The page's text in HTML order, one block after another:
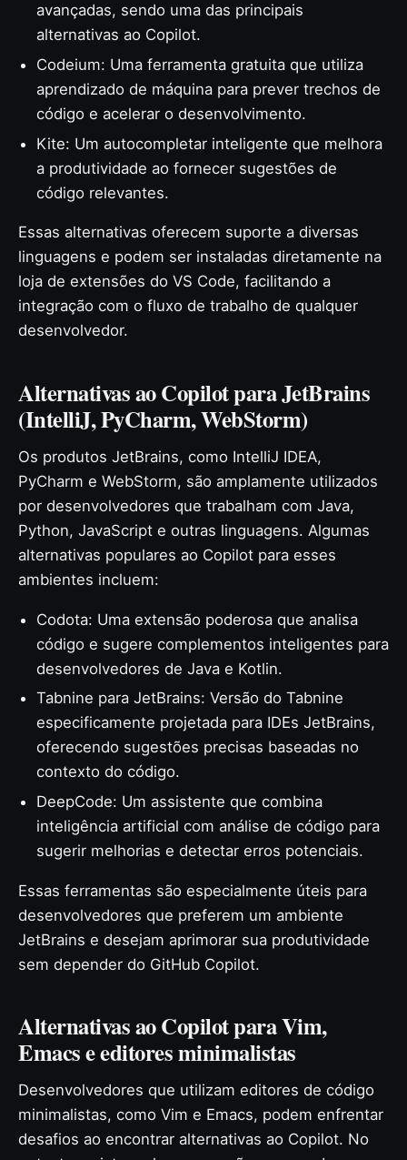
avançadas, sendo uma das principais
alternativas ao Copilot.
Codeium: Uma ferramenta gratuita que utiliza
aprendizado de máquina para prever trechos de
código e acelerar o desenvolvimento.
Kite: Um autocompletar inteligente que melhora
a produtividade ao fornecer sugestões de
código relevantes.
Essas alternativas oferecem suporte a diversas
linguagens e podem ser instaladas diretamente na
loja de extensões do VS Code, facilitando a
integração com o fluxo de trabalho de qualquer
desenvolvedor.
Alternativas ao Copilot para JetBrains
(IntelliJ, PyCharm, WebStorm)
Os produtos JetBrains, como IntelliJ IDEA,
PyCharm e WebStorm, são amplamente utilizados
por desenvolvedores que trabalham com Java,
Python, JavaScript e outras linguagens. Algumas
alternativas populares ao Copilot para esses
ambientes incluem:
Codota: Uma extensão poderosa que analisa
código e sugere complementos inteligentes para
desenvolvedores de Java e Kotlin.
Tabnine para JetBrains: Versão do Tabnine
especificamente projetada para IDEs JetBrains,
oferecendo sugestões precisas baseadas no
contexto do código.
DeepCode: Um assistente que combina
inteligência artificial com análise de código para
sugerir melhorias e detectar erros potenciais.
Essas ferramentas são especialmente úteis para
desenvolvedores que preferem um ambiente
JetBrains e desejam aprimorar sua produtividade
sem depender do GitHub Copilot.
Alternativas ao Copilot para Vim,
Emacs e editores minimalistas
Desenvolvedores que utilizam editores de código
minimalistas, como Vim e Emacs, podem enfrentar
desafios ao encontrar alternativas ao Copilot. No